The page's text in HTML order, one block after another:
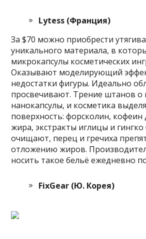
Lytess (Франция)
За $70 можно приобрести
уникального материала, в
микрокапсулы косметических
Оказывают моделирующий
недостатки фигуры. Идеально
просвечивают. Трение штанов о
нанокапсулы, и косметика
поверхность: форсколин, кофеин
жира, экстракты иглицы и гингко
очищают, перец и гречиха
отложению жиров.
носить такое бельё ежедневно
FixGear (Ю. Корея)